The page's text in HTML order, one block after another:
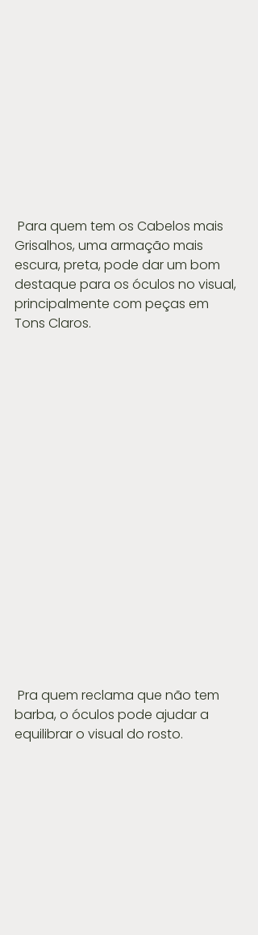
Grisalhos, uma armação mais
escura, preta, pode dar um bom
destaque para os óculos no visual,
principalmente com peças em
Tons Claros.
barba, o óculos pode ajudar a
equilibrar o visual do rosto.